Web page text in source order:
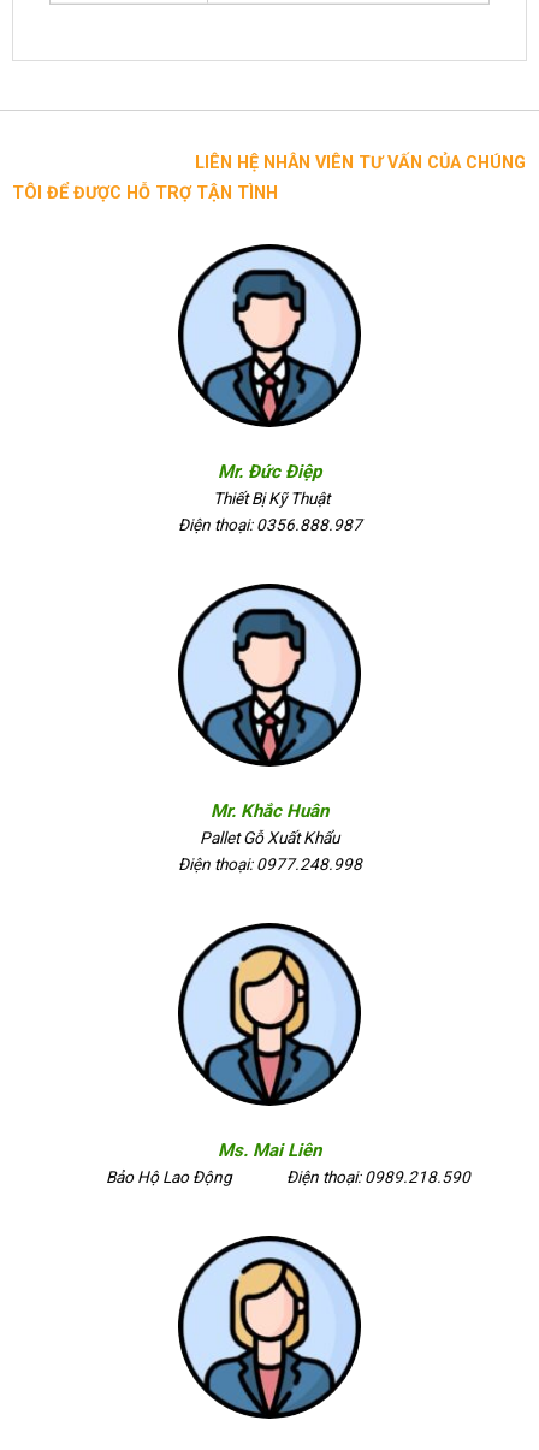
LIÊN HỆ NHÂN VIÊN TƯ VẤN CỦA CHÚNG
TÔI ĐỂ ĐƯỢC HỖ TRỢ TẬN TÌNH
Mr. Đức Điệp
Thiết Bị Kỹ Thuật
Điện thoại: 0356.888.987
Mr. Khắc Huân
Pallet Gỗ Xuất Khẩu
Điện thoại: 0977.248.998
Ms. Mai Liên
Bảo Hộ Lao Động Điện thoại: 0989.218.590